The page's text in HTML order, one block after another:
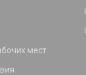
мест